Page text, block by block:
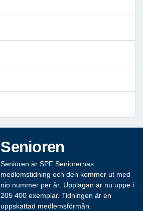
Senioren
Senioren är SPF Seniorernas
medlemstidning och den kommer ut med
nio nummer per år. Upplagan är nu uppe i
205 400 exemplar. Tidningen är en
uppskattad medlemsförmån.